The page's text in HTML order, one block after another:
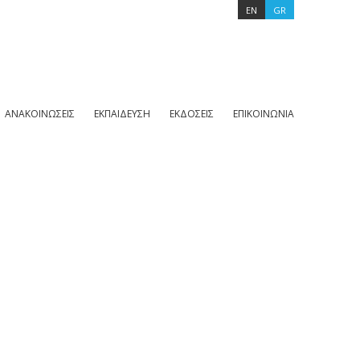
EN GR
ΑΝΑΚΟΙΝΩΣΕΙΣ ΕΚΠΑΙΔΕΥΣΗ ΕΚΔΟΣΕΙΣ ΕΠΙΚΟΙΝΩΝΙΑ